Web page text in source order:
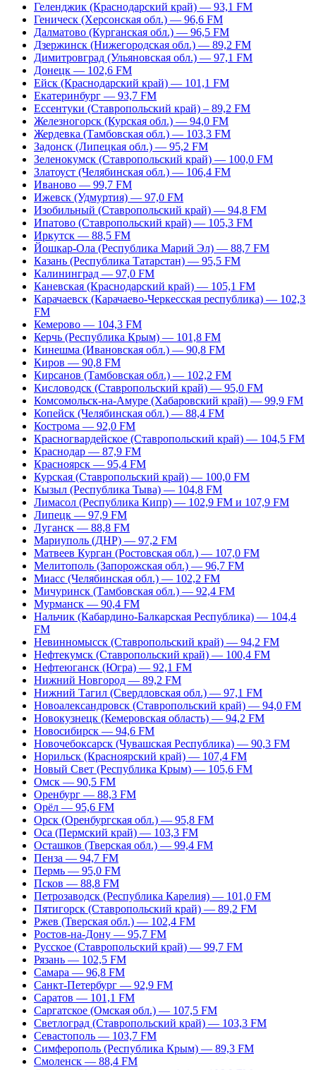
Геленджик (Краснодарский край) — 93,1 FM
Геническ (Херсонская обл.) — 96,6 FM
Далматово (Курганская обл.) — 96,5 FM
Дзержинск (Нижегородская обл.) — 89,2 FM
Димитровград (Ульяновская обл.) — 97,1 FM
Донецк — 102,6 FM
Ейск (Краснодарский край) — 101,1 FM
Екатеринбург — 93,7 FM
Ессентуки (Ставропольский край) – 89,2 FM
Железногорск (Курская обл.) — 94,0 FM
Жердевка (Тамбовская обл.) — 103,3 FM
Задонск (Липецкая обл.) — 95,2 FM
Зеленокумск (Ставропольский край) — 100,0 FM
Златоуст (Челябинская обл.) — 106,4 FM
Иваново — 99,7 FM
Ижевск (Удмуртия) — 97,0 FM
Изобильный (Ставропольский край) — 94,8 FM
Ипатово (Ставропольский край) — 105,3 FM
Иркутск — 88,5 FM
Йошкар-Ола (Республика Марий Эл) — 88,7 FM
Казань (Республика Татарстан) — 95,5 FM
Калининград — 97,0 FM
Каневская (Краснодарский край) — 105,1 FM
Карачаевск (Карачаево-Черкесская республика) — 102,3
FM
Кемерово — 104,3 FM
Керчь (Республика Крым) — 101,8 FM
Кинешма (Ивановская обл.) — 90,8 FM
Киров — 90,8 FM
Кирсанов (Тамбовская обл.) — 102,2 FM
Кисловодск (Ставропольский край) — 95,0 FM
Комсомольск-на-Амуре (Хабаровский край) — 99,9 FM
Копейск (Челябинская обл.) — 88,4 FM
Кострома — 92,0 FM
Красногвардейское (Ставропольский край) — 104,5 FM
Краснодар — 87,9 FM
Красноярск — 95,4 FM
Курская (Ставропольский край) — 100,0 FM
Кызыл (Республика Тыва) — 104,8 FM
Лимасол (Республика Кипр) — 102,9 FM и 107,9 FM
Липецк — 97,9 FM
Луганск — 88,8 FM
Мариуполь (ДНР) — 97,2 FM
Матвеев Курган (Ростовская обл.) — 107,0 FM
Мелитополь (Запорожская обл.) — 96,7 FM
Миасс (Челябинская обл.) — 102,2 FM
Мичуринск (Тамбовская обл.) — 92,4 FM
Мурманск — 90,4 FM
Нальчик (Кабардино-Балкарская Республика) — 104,4
FM
Невинномысск (Ставропольский край) — 94,2 FM
Нефтекумск (Ставропольский край) — 100,4 FM
Нефтеюганск (Югра) — 92,1 FM
Нижний Новгород — 89,2 FM
Нижний Тагил (Свердловская обл.) — 97,1 FM
Новоалександровск (Ставропольский край) — 94,0 FM
Новокузнецк (Кемеровская область) — 94,2 FM
Новосибирск — 94,6 FM
Новочебоксарск (Чувашская Республика) — 90,3 FM
Норильск (Красноярский край) — 107,4 FM
Новый Свет (Республика Крым) — 105,6 FM
Омск — 90,5 FM
Оренбург — 88,3 FM
Орёл — 95,6 FM
Орск (Оренбургская обл.) — 95,8 FM
Оса (Пермский край) — 103,3 FM
Осташков (Тверская обл.) — 99,4 FM
Пенза — 94,7 FM
Пермь — 95,0 FM
Псков — 88,8 FM
Петрозаводск (Республика Карелия) — 101,0 FM
Пятигорск (Ставропольский край) — 89,2 FM
Ржев (Тверская обл.) — 102,4 FM
Ростов-на-Дону — 95,7 FM
Русское (Ставропольский край) — 99,7 FM
Рязань — 102,5 FM
Самара — 96,8 FM
Санкт-Петербург — 92,9 FM
Саратов — 101,1 FM
Саргатское (Омская обл.) — 107,5 FM
Светлоград (Ставропольский край) — 103,3 FM
Севастополь — 103,7 FM
Симферополь (Республика Крым) — 89,3 FM
Смоленск — 88,4 FM